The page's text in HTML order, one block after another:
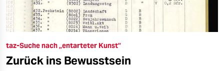
taz-Suche nach „entarteter Kunst”
Zurück ins Bewusstsein